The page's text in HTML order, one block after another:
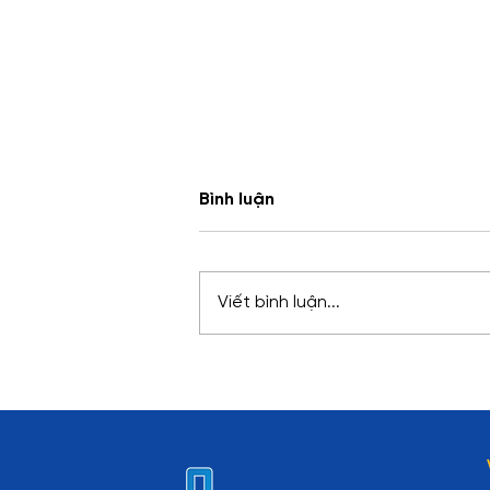
mới
Bình luận
Viết bình luận...